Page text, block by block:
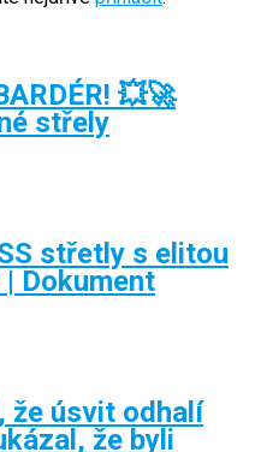
💥🚀
střely
střetly s elitou
Dokument
že úsvit odhalí
že byli